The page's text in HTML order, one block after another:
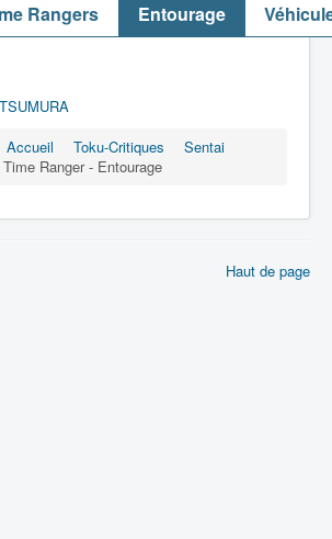
Rangers Entourage
Accueil Toku-Critiques
Sentai
Time Ranger - Entourage
Haut de page